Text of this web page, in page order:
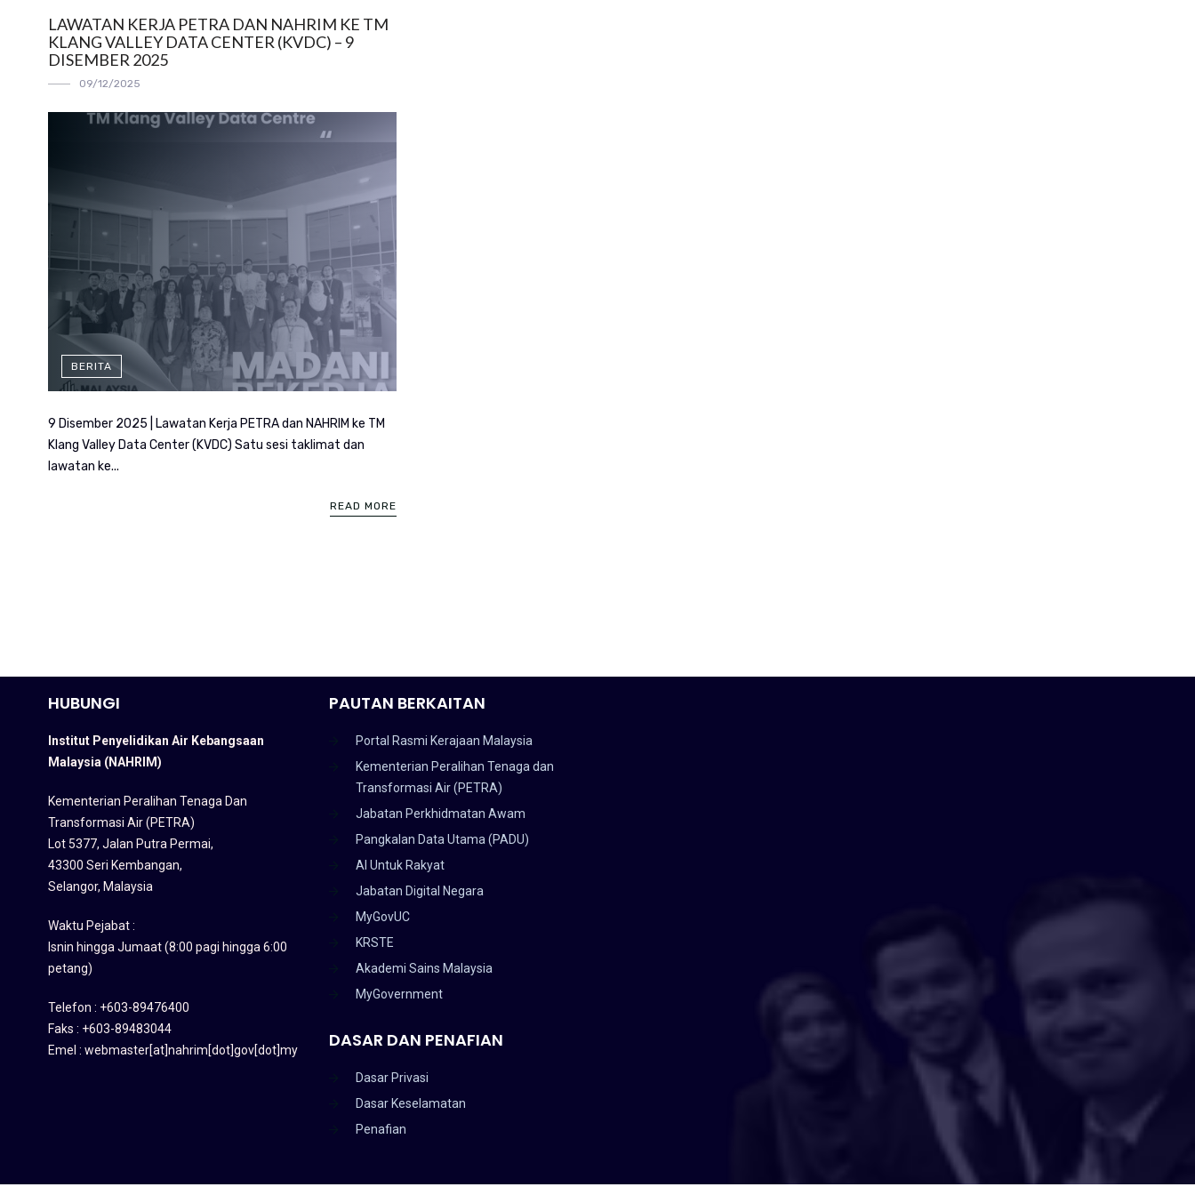
LAWATAN KERJA PETRA DAN NAHRIM KE TM
KLANG VALLEY DATA CENTER (KVDC) – 9
DISEMBER 2025
09/12/2025
BERITA
9 Disember 2025 | Lawatan Kerja PETRA dan NAHRIM ke TM
Klang Valley Data Center (KVDC) Satu sesi taklimat dan
lawatan ke...
READ MORE
HUBUNGI
Institut Penyelidikan Air Kebangsaan
Malaysia (NAHRIM)
Kementerian Peralihan Tenaga Dan
Transformasi Air (PETRA)
Lot 5377, Jalan Putra Permai,
43300 Seri Kembangan,
Selangor, Malaysia
Waktu Pejabat :
Isnin hingga Jumaat (8:00 pagi hingga 6:00
petang)
Telefon : +603-89476400
Faks : +603-89483044
Emel : webmaster[at]nahrim[dot]gov[dot]my
PAUTAN BERKAITAN
Portal Rasmi Kerajaan Malaysia
Kementerian Peralihan Tenaga dan
Transformasi Air (PETRA)
Jabatan Perkhidmatan Awam
Pangkalan Data Utama (PADU)
AI Untuk Rakyat
Jabatan Digital Negara
MyGovUC
KRSTE
Akademi Sains Malaysia
MyGovernment
DASAR DAN PENAFIAN
Dasar Privasi
Dasar Keselamatan
Penafian